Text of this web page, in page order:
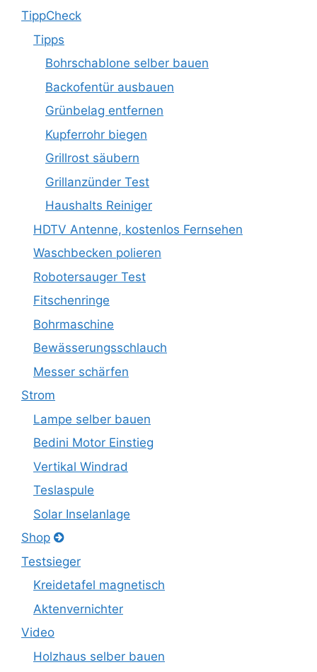
TippCheck
Tipps
Bohrschablone selber bauen
Backofentür ausbauen
Grünbelag entfernen
Kupferrohr biegen
Grillrost säubern
Grillanzünder Test
Haushalts Reiniger
HDTV Antenne, kostenlos Fernsehen
Waschbecken polieren
Robotersauger Test
Fitschenringe
Bohrmaschine
Bewässerungsschlauch
Messer schärfen
Strom
Lampe selber bauen
Bedini Motor Einstieg
Vertikal Windrad
Teslaspule
Solar Inselanlage
Shop
Testsieger
Kreidetafel magnetisch
Aktenvernichter
Video
Holzhaus selber bauen